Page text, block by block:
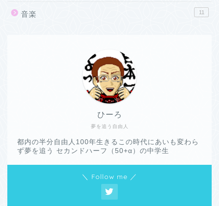
音楽 11
夢を追う自由人
ひーろ
都内の半分自由人100年生きるこの時代にあいも変わら
ず夢を追う セカンドハーフ（50+α）の中学生
＼ Follow me ／